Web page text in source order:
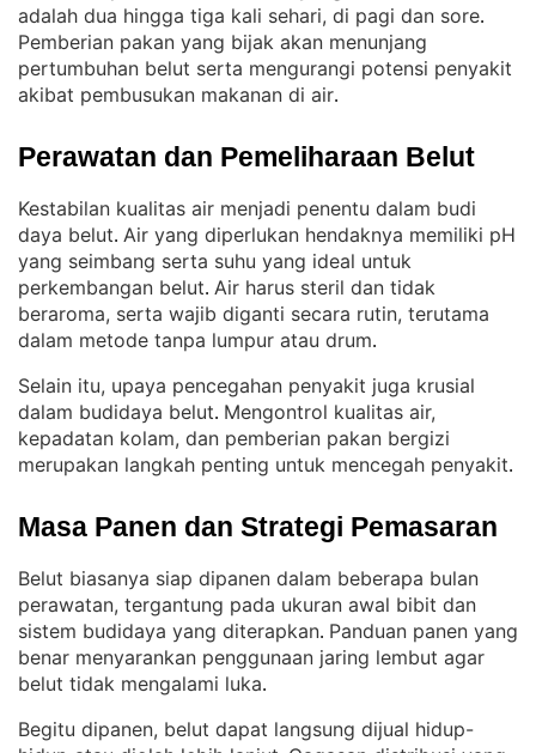
adalah dua hingga tiga kali sehari, di pagi dan sore
Pemberian pakan yang bijak akan menunjang
pertumbuhan belut serta mengurangi potensi penyakit
akibat pembusukan makanan di air.
Perawatan dan Pemeliharaan Belut
Kestabilan kualitas air menjadi penentu dalam budi
daya belut. Air yang diperlukan hendaknya memiliki pH
yang seimbang serta suhu yang ideal untuk
perkembangan belut. Air harus steril dan tidak
beraroma, serta wajib diganti secara rutin, terutama
dalam metode tanpa lumpur atau drum.
Selain itu, upaya pencegahan penyakit juga krusial
dalam budidaya belut. Mengontrol kualitas air,
kepadatan kolam, dan pemberian pakan bergizi
merupakan langkah penting untuk mencegah penyakit.
Masa Panen dan Strategi Pemasaran
Belut biasanya siap dipanen dalam beberapa bulan
perawatan, tergantung pada ukuran awal bibit dan
sistem budidaya yang diterapkan. Panduan panen yang
benar menyarankan penggunaan jaring lembut agar
belut tidak mengalami luka.
Begitu dipanen, belut dapat langsung dijual hidup-